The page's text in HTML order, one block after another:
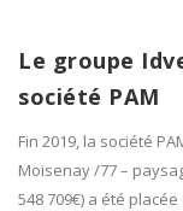
Le groupe
société PAM
Fin 2019, la société
Moisenay /77 –
548 709€) a été